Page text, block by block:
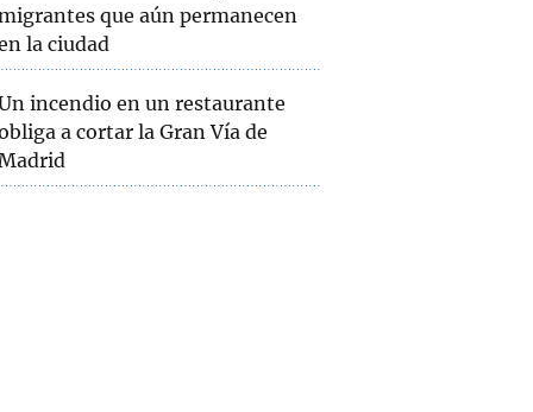
que aún permanecen
la ciudad
incendio en un restaurante
a cortar la Gran Vía de